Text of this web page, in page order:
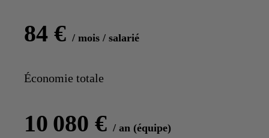
84 € / mois / salarié
Économie totale
10 080 € / an (équipe)